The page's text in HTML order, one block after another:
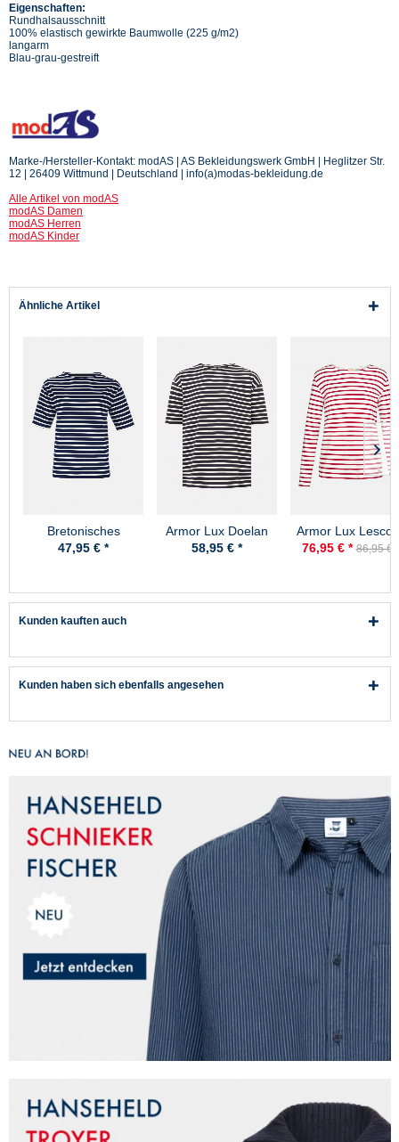
Eigenschaften:
Rundhalsausschnitt
100% elastisch gewirkte Baumwolle (225 g/m2)
langarm
Blau-grau-gestreift
Marke-/Hersteller-Kontakt: modAS | AS Bekleidungswerk GmbH | Heglitzer Str.
12 | 26409 Wittmund | Deutschland | info(a)modas-bekleidung.de
Alle Artikel von modAS
modAS Damen
modAS Herren
modAS Kinder
Ähnliche Artikel
Bretonisches
Fischerhemd Damen
47,95 € *
Armor Lux Doelan
marine-natur
58,95 € *
Armor Lux
weiß-rot Damen
76,95 € * 86,95 € *
Kunden kauften auch
Kunden haben sich ebenfalls angesehen